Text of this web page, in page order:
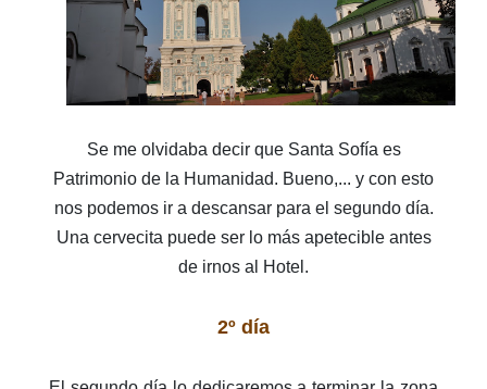
Se me olvidaba decir que Santa Sofía es
Patrimonio de la Humanidad. Bueno,... y con esto
nos podemos ir a descansar para el segundo día.
Una cervecita puede ser lo más apetecible antes
de irnos al Hotel.
2º día